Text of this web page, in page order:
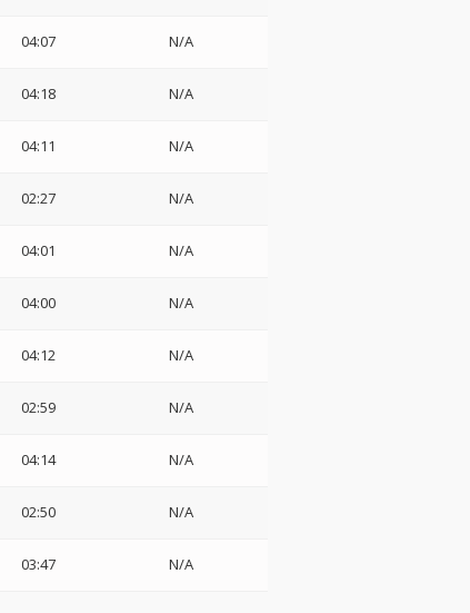
04:07 N/A
04:18 N/A
04:11 N/A
02:27 N/A
04:01 N/A
04:00 N/A
04:12 N/A
02:59 N/A
04:14 N/A
02:50 N/A
03:47 N/A